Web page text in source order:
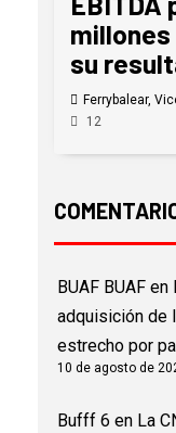
su
Ferrybalear,
12
BUAF BUAF en
adquisición de
estrecho por
10 de agosto de
Bufff 6 en La